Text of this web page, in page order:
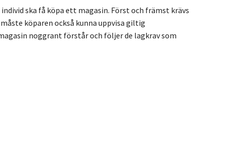
ska få köpa ett magasin. Först och främst krävs
köparen också kunna uppvisa giltig
noggrant förstår och följer de lagkrav som